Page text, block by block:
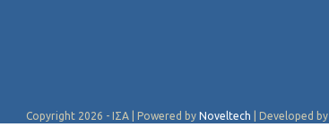
Copyright 2026 - ΙΣΑ | Powered by Noveltech | Developed by